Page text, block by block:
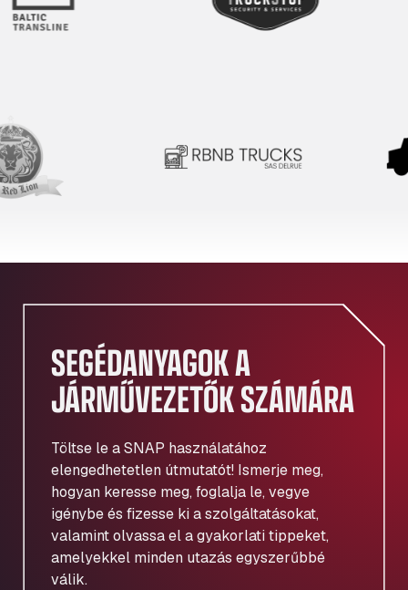
SEGÉDANYAGOK A
JÁRMŰVEZETŐK SZÁMÁRA
Töltse le a SNAP használatához
elengedhetetlen útmutatót! Ismerje meg,
hogyan keresse meg, foglalja le, vegye
igénybe és fizesse ki a szolgáltatásokat,
valamint olvassa el a gyakorlati tippeket,
amelyekkel minden utazás egyszerűbbé
válik.